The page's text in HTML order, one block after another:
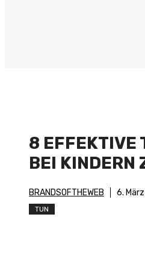
8 EFFEKTIVE
BEI KINDERN
BRANDSOFTHEWEB 6.
TUN